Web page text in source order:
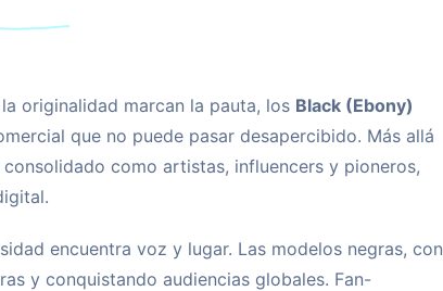
originalidad marcan la pauta, los Black (Ebony)
que no puede pasar desapercibido. Más allá
como artistas, influencers y pioneros,
encuentra voz y lugar. Las modelos negras, con
y conquistando audiencias globales. Fan-